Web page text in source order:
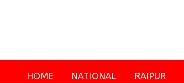
HOME NATIONAL RAIPUR